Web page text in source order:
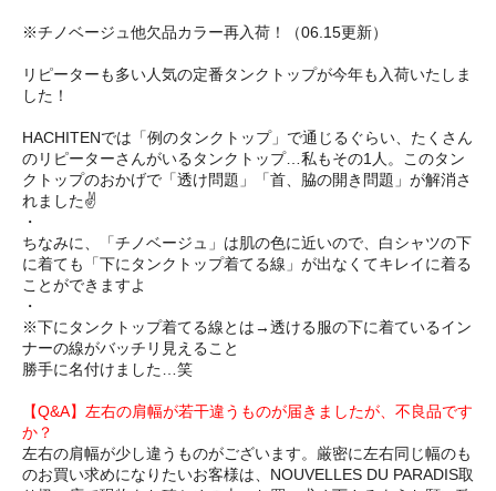
※チノベージュ他欠品カラー再入荷！（06.15更新）
リピーターも多い人気の定番タンクトップが今年も入荷いたしま
した！
HACHITENでは「例のタンクトップ」で通じるぐらい、たくさん
のリピーターさんがいるタンクトップ…私もその1人。このタン
クトップのおかげで「透け問題」「首、脇の開き問題」が解消さ
れました✌️
・
ちなみに、「チノベージュ」は肌の色に近いので、白シャツの下
に着ても「下にタンクトップ着てる線」が出なくてキレイに着る
ことができますよ
・
※下にタンクトップ着てる線とは→透ける服の下に着ているイン
ナーの線がバッチリ見えること
勝手に名付けました…笑
【Q&A】左右の肩幅が若干違うものが届きましたが、不良品です
か？
左右の肩幅が少し違うものがございます。厳密に左右同じ幅のも
のお買い求めになりたいお客様は、NOUVELLES DU PARADIS取